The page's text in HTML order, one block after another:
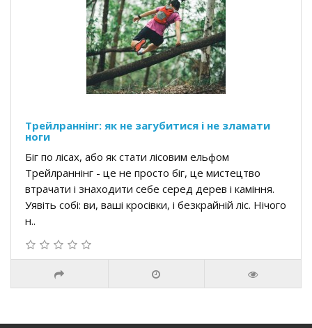
Трейлраннінг: як не загубитися і не зламати
ноги
Біг по лісах, або як стати лісовим ельфом
Трейлраннінг - це не просто біг, це мистецтво
втрачати і знаходити себе серед дерев і каміння.
Уявіть собі: ви, ваші кросівки, і безкрайній ліс. Нічого
н..